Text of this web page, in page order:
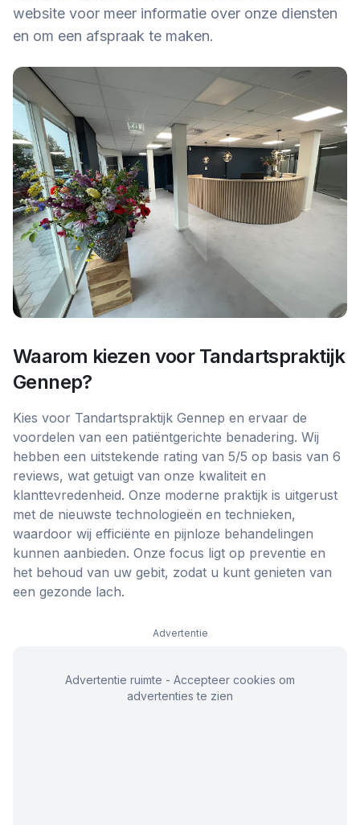
website voor meer informatie over onze diensten
en om een afspraak te maken.
Waarom kiezen voor Tandartspraktijk
Gennep?
Kies voor Tandartspraktijk Gennep en ervaar de
voordelen van een patiëntgerichte benadering. Wij
hebben een uitstekende rating van 5/5 op basis van 6
reviews, wat getuigt van onze kwaliteit en
klanttevredenheid. Onze moderne praktijk is uitgerust
met de nieuwste technologieën en technieken,
waardoor wij efficiënte en pijnloze behandelingen
kunnen aanbieden. Onze focus ligt op preventie en
het behoud van uw gebit, zodat u kunt genieten van
een gezonde lach.
Advertentie
Advertentie ruimte - Accepteer cookies om
advertenties te zien